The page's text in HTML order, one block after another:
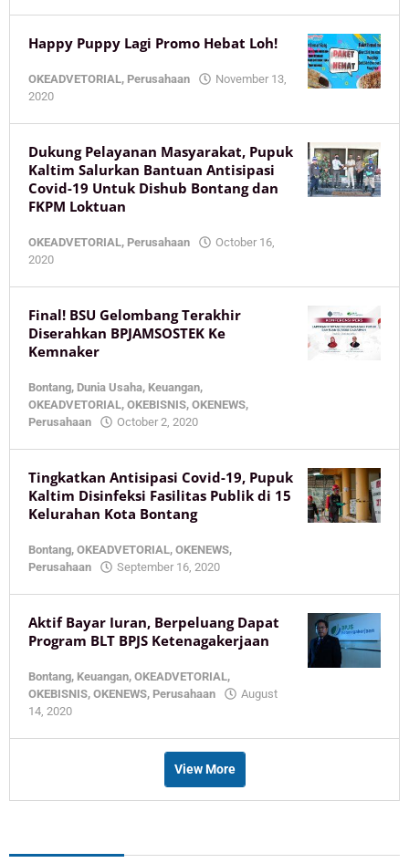
Happy Puppy Lagi Promo Hebat Loh!
OKEADVETORIAL, Perusahaan
November 13,
2020
Dukung Pelayanan Masyarakat, Pupuk
Kaltim Salurkan Bantuan Antisipasi
Covid-19 Untuk Dishub Bontang dan
FKPM Loktuan
OKEADVETORIAL, Perusahaan
October 16,
2020
Final! BSU Gelombang Terakhir
Diserahkan BPJAMSOSTEK Ke
Kemnaker
Bontang, Dunia Usaha, Keuangan,
OKEADVETORIAL, OKEBISNIS, OKENEWS,
Perusahaan
October 2, 2020
Tingkatkan Antisipasi Covid-19, Pupuk
Kaltim Disinfeksi Fasilitas Publik di 15
Kelurahan Kota Bontang
Bontang, OKEADVETORIAL, OKENEWS,
Perusahaan
September 16, 2020
Aktif Bayar Iuran, Berpeluang Dapat
Program BLT BPJS Ketenagakerjaan
Bontang, Keuangan, OKEADVETORIAL,
OKEBISNIS, OKENEWS, Perusahaan
August
14, 2020
View More